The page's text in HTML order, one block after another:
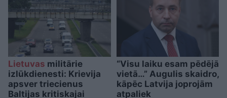
Lietuvas militārie
izlūkdienesti: Krievija
apsver triecienus
Baltijas kritiskajai
“Visu laiku esam pēdējā
vietā…” Augulis skaidro,
kāpēc Latvija joprojām
atpaliek